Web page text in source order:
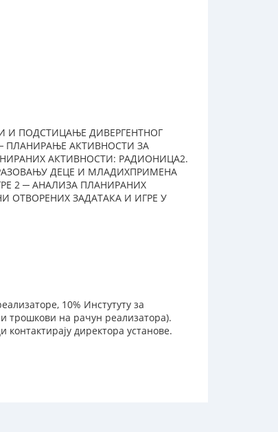
И ПОДСТИЦАЊЕ ДИВЕРГЕНТНОГ
ПЛАНИРАЊЕ АКТИВНОСТИ ЗА
АКТИВНОСТИ: РАДИОНИЦА2.
ДЕЦЕ И МЛАДИХПРИМЕНА
2 ─ АНАЛИЗА ПЛАНИРАНИХ
ОТВОРЕНИХ ЗАДАТАКА И ИГРЕ У
10% Инстутуту за
трошкови на рачун реализатора).
директора установе.